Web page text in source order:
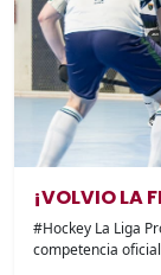
¡VOLVIO LA
#Hockey La Liga
competencia